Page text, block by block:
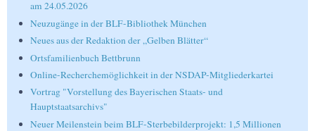
am 24.05.2026
Neuzugänge in der BLF-Bibliothek München
Neues aus der Redaktion der „Gelben Blätter“
Ortsfamilienbuch Bettbrunn
Online-Recherchemöglichkeit in der NSDAP-Mitgliederkartei
Vortrag "Vorstellung des Bayerischen Staats- und
Hauptstaatsarchivs"
Neuer Meilenstein beim BLF-Sterbebilderprojekt: 1,5 Millionen